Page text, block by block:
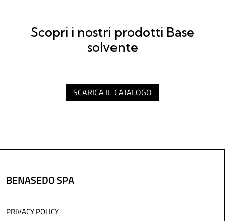
Scopri i nostri prodotti Base
solvente
SCARICA IL CATALOGO
BENASEDO SPA
PRIVACY POLICY